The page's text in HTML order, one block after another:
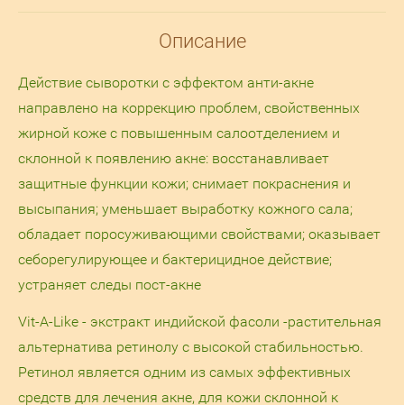
Описание
Действие сыворотки с эффектом анти-акне
направлено на коррекцию проблем, свойственных
жирной коже с повышенным салоотделением и
склонной к появлению акне: восстанавливает
защитные функции кожи; снимает покраснения и
высыпания; уменьшает выработку кожного сала;
обладает поросуживающими свойствами; оказывает
себорегулирующее и бактерицидное действие;
устраняет следы пост-акне
Vit-A-Like - экстракт индийской фасоли -растительная
альтернатива ретинолу с высокой стабильностью.
Ретинол является одним из самых эффективных
средств для лечения акне, для кожи склонной к